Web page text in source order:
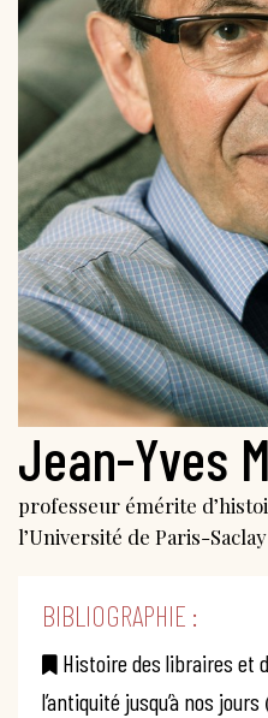
Jean-Yves
professeur émérite
l’Université de Paris-Saclay
BIBLIOGRAPHIE :
Histoire des libraires et
l’antiquité jusqu’à nos jours